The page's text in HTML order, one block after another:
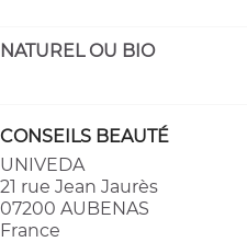
NATUREL OU BIO
CONSEILS BEAUTÉ
UNIVEDA
21 rue Jean Jaurès
07200 AUBENAS
France